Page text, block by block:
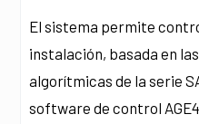
El sistema permite
instalación, basada en
algorítmicas de la serie
software de control